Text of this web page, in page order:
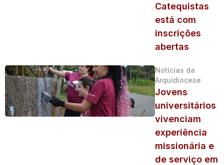
Catequistas
está com
inscrições
abertas
Notícias da
Arquidiocese
Jovens
universitários
vivenciam
experiência
missionária e
de serviço em